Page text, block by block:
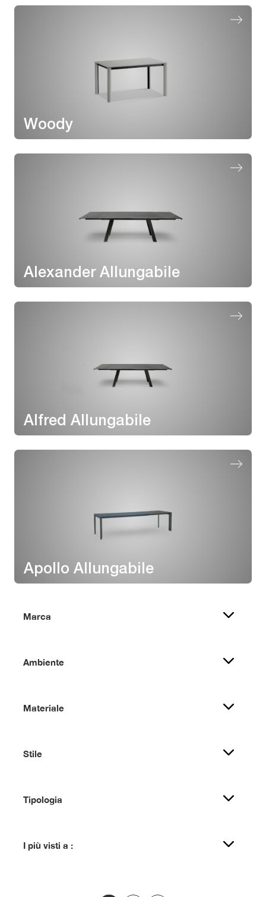
Marca
Ambiente
Materiale
Stile
Tipologia
I più visti a :
Woody
Alexander Allungabile
Alfred Allungabile
Apollo Allungabile